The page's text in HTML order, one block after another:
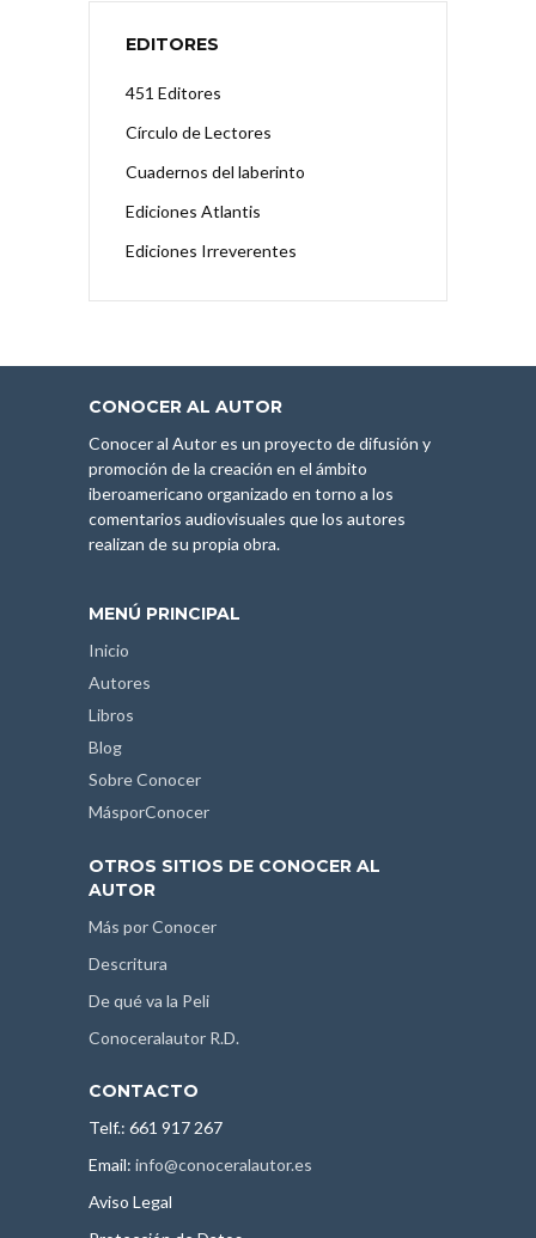
EDITORES
451 Editores
Círculo de Lectores
Cuadernos del laberinto
Ediciones Atlantis
Ediciones Irreverentes
CONOCER AL AUTOR
Conocer al Autor es un proyecto de difusión y
promoción de la creación en el ámbito
iberoamericano organizado en torno a los
comentarios audiovisuales que los autores
realizan de su propia obra.
MENÚ PRINCIPAL
Inicio
Autores
Libros
Blog
Sobre Conocer
MásporConocer
OTROS SITIOS DE CONOCER AL
AUTOR
Más por Conocer
Descritura
De qué va la Peli
Conoceralautor R.D.
CONTACTO
Telf.: 661 917 267
Email: info@conoceralautor.es
Aviso Legal